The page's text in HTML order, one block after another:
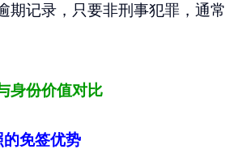
期记录，只要非刑事犯罪，通常
身份价值对比
免签优势